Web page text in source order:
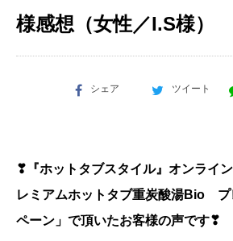
様感想（女性／I.S様）
シェア ツイート
❣『ホットタブスタイル』オンライ
レミアムホットタブ重炭酸湯Bio プ
ペーン」で頂いたお客様の声です❣